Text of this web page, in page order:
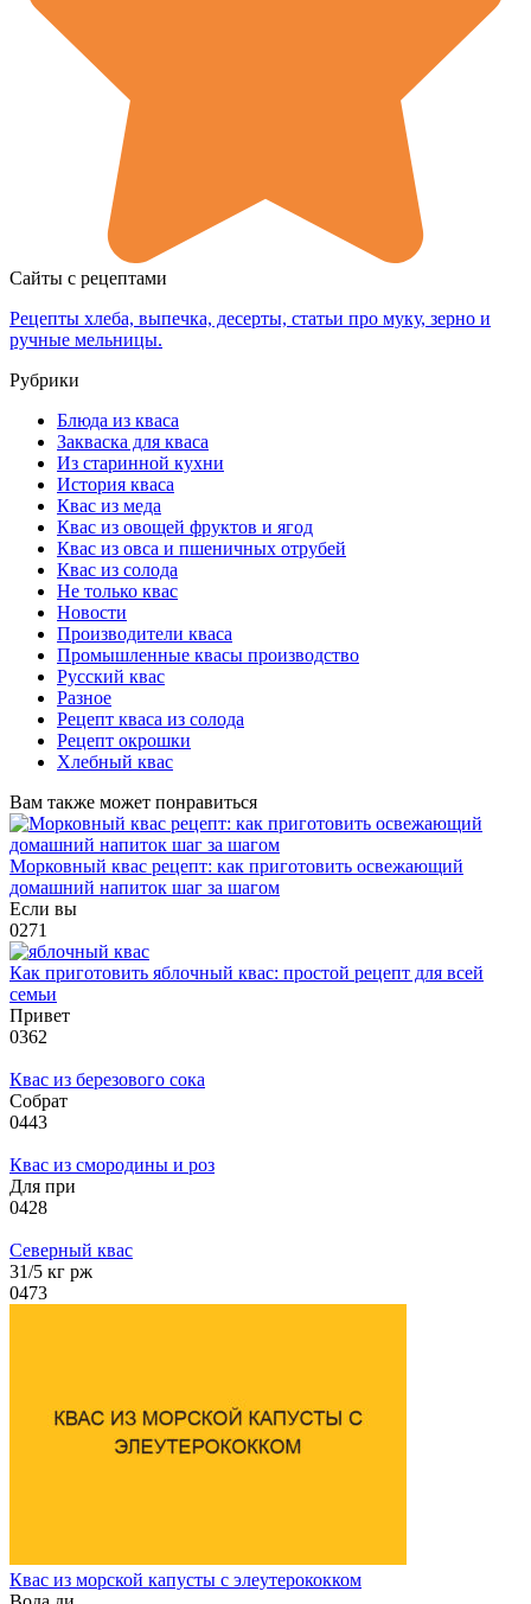
Сайты с рецептами
Рецепты хлеба, выпечка, десерты, статьи про муку, зерно и
ручные мельницы.
Рубрики
Блюда из кваса
Закваска для кваса
Из старинной кухни
История кваса
Квас из меда
Квас из овощей фруктов и ягод
Квас из овса и пшеничных отрубей
Квас из солода
Не только квас
Новости
Производители кваса
Промышленные квасы производство
Русский квас
Разное
Рецепт кваса из солода
Рецепт окрошки
Хлебный квас
Вам также может понравиться
Морковный квас рецепт: как приготовить освежающий
домашний напиток шаг за шагом
Если вы
0271
Как приготовить яблочный квас: простой рецепт для всей
семьи
Привет
0362
Квас из березового сока
Собрат
0443
Квас из смородины и роз
Для при
0428
Северный квас
31/5 кг рж
0473
Квас из морской капусты с элеутерококком